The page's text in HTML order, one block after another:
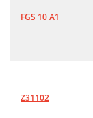
FGS 10 A1
Z31102